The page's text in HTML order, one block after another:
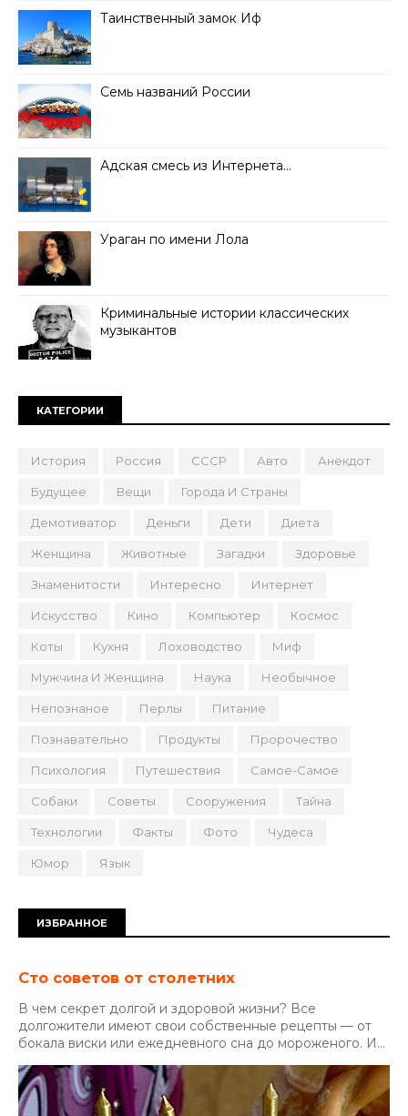
Таинственный замок Иф
Семь названий России
Адская смесь из Интернета…
Ураган по имени Лола
Криминальные истории классических
музыкантов
КАТЕГОРИИ
История Россия СССР Авто Анекдот
Будущее Вещи Города И Страны
Демотиватор Деньги Дети Диета
Женщина Животные Загадки Здоровье
Знаменитости Интересно Интернет
Искусство Кино Компьютер Космос
Коты Кухня Лоховодство Миф
Мужчина И Женщина Наука Необычное
Непознаное Перлы Питание
Познавательно Продукты Пророчество
Психология Путешествия Самое-Самое
Собаки Советы Сооружения Тайна
Технологии Факты Фото Чудеса
Юмор Язык
ИЗБРАННОЕ
Сто советов от столетних
В чем секрет долгой и здоровой жизни? Все
долгожители имеют свои собственные рецепты — от
бокала виски или ежедневного сна до мороженого. И...